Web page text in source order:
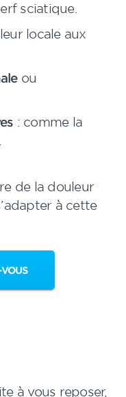
sciatique.
locale aux
ou
: comme la
de la douleur
à cette
à vous reposer,